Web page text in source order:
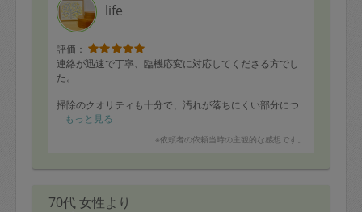
life
評価：
連絡が迅速で丁寧、臨機応変に対応してくださる方でし
た。
掃除のクオリティも十分で、汚れが落ちにくい部分につ
いて掃除の仕方のアドバイスもくださいました。
また機会があればぜひお願いしたいと思います。
もっと見る
※依頼者の依頼当時の主観的な感想です。
70代 女性より